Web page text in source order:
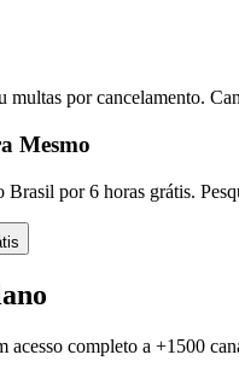
multas por cancelamento.
Mesmo
por 6 horas grátis.
acesso completo a +1500